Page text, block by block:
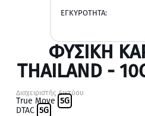
ΕΓΚΥΡΟΤΗΤΑ:
ΦΥΣΙΚΉ
THAILAND -
Διαχειριστής Δικτύου
True Move 5G
DTAC 5G